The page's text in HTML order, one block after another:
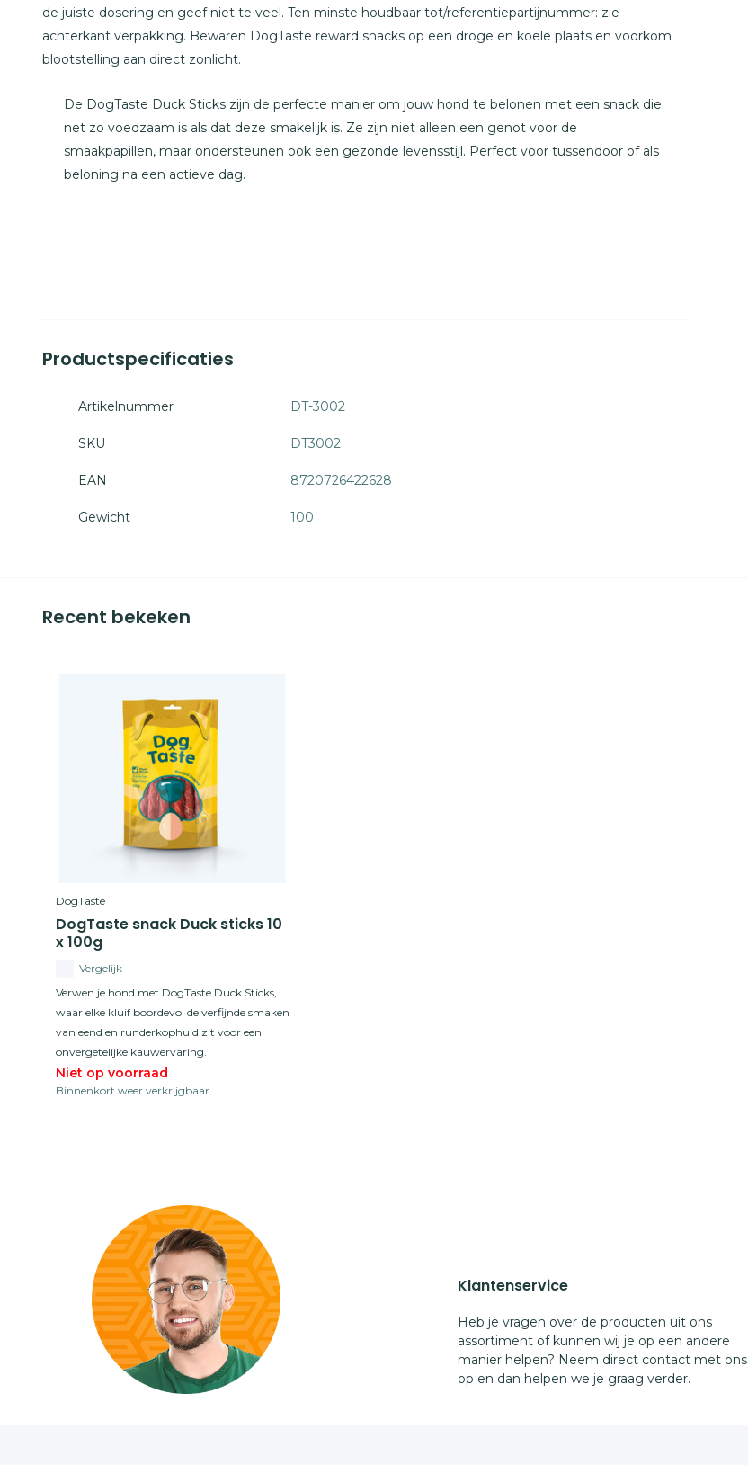
de juiste dosering en geef niet te veel. Ten minste houdbaar tot/referentiepartijnummer: zie
achterkant verpakking. Bewaren DogTaste reward snacks op een droge en koele plaats en voorkom
blootstelling aan direct zonlicht.
De DogTaste Duck Sticks zijn de perfecte manier om jouw hond te belonen met een snack die
net zo voedzaam is als dat deze smakelijk is. Ze zijn niet alleen een genot voor de
smaakpapillen, maar ondersteunen ook een gezonde levensstijl. Perfect voor tussendoor of als
beloning na een actieve dag.
Productspecificaties
Artikelnummer DT-3002
SKU DT3002
EAN 8720726422628
Gewicht 100
Recent bekeken
DogTaste
DogTaste snack Duck sticks 10
x 100g
Vergelijk
Verwen je hond met DogTaste Duck Sticks,
waar elke kluif boordevol de verfijnde smaken
van eend en runderkophuid zit voor een
onvergetelijke kauwervaring.
Niet op voorraad
Binnenkort weer verkrijgbaar
Klantenservice
Heb je vragen over de producten uit ons
assortiment of kunnen wij je op een andere
manier helpen? Neem direct contact met ons
op en dan helpen we je graag verder.